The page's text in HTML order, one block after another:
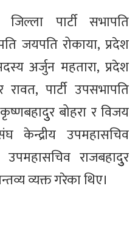
पार्टी सभापति
जयपति रोकाया, प्रदेश
अर्जुन महतारा, प्रदेश
पार्टी उपसभापति
बोहरा र विजय
केन्द्रीय उपमहासचिव
उपमहासचिव राजबहादुुुर
व्यक्त गरेका थिए।